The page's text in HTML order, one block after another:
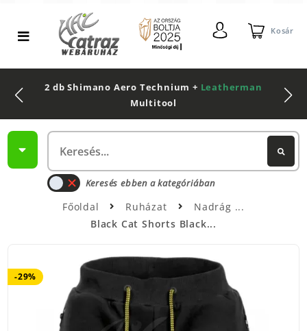
Kosár
2 db Shimano Aero Technium + Leatherman
Multitool
Keresés ebben a kategóriában
Főoldal Ruházat
Nadrág
Black Cat Shorts Black...
-29%